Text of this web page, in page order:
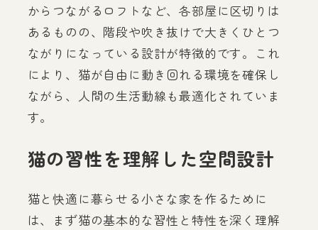
からつながるロフトなど、各部屋に区切りは
あるものの、階段や吹き抜けで大きくひとつ
ながりになっている設計が特徴的です。これ
により、猫が自由に動き回れる環境を確保し
ながら、人間の生活動線も最適化されていま
す。
猫の習性を理解した空間設計
猫と快適に暮らせる小さな家を作るために
は、まず猫の基本的な習性と特性を深く理解